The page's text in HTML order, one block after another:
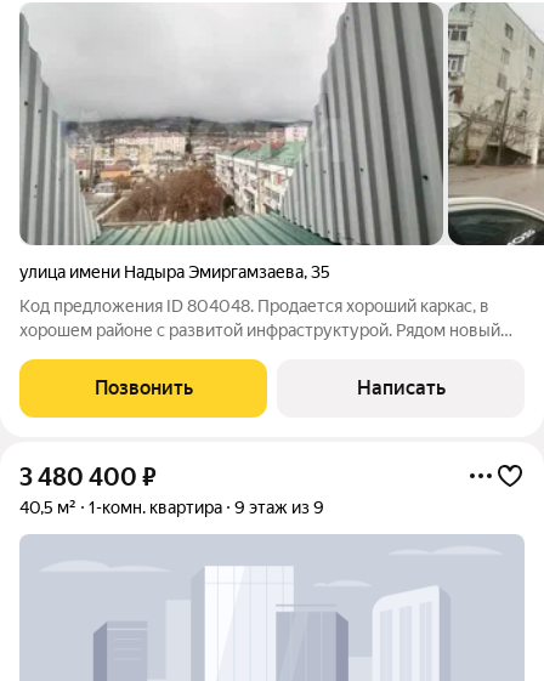
улица имени Надыра Эмиргамзаева,35
Код предложения ID 804048. Продается хороший каркас, в
хорошем районе с развитой инфраструктурой. Рядом новый
необходимое. Из окна прекрасный вид на крепость и горы.
Удобная планировка и хорошее
Позвонить Написать
3 480 400 ₽
40,5 м² 1-комн. квартира 9 этаж из 9